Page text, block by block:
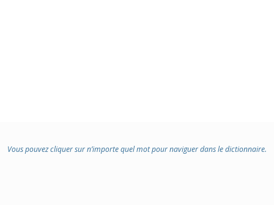
Vous pouvez cliquer sur n’importe quel mot pour naviguer dans le dictionnaire.